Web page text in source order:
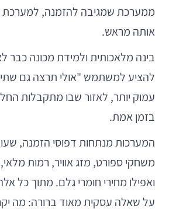
ממערכת שמגיבה להזמנה, למערכת
אותה מראש.
בינה מלאכותית ולמידת מכונה כבר
להציע למשתמש "אולי תרצה גם
עמוק יותר, לאזור שבו מתקבלות
בזמן אמת.
המערכות מנתחות דפוסי הזמנה,
משחקי ספורט, מזג אוויר, רמות
ואפילו מחירי חומרי גלם. מתוך כל
על שאלה עסקית מאוד ברורה: מה